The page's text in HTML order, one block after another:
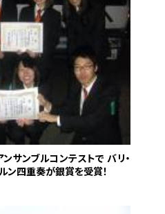
サンブルコンテストで バリ・
ン四重奏が銀賞を受賞！